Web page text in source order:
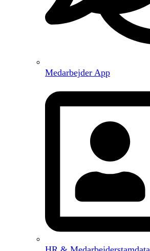
Medarbejder App